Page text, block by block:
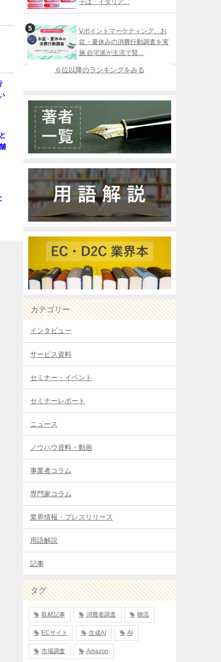
子は「イタリア...
Vポイントマーケティング、お
盆・夏休みの消費行動調査を実
施 自宅派が主流で賢...
６位以降のランキングをみる
カテゴリー
インタビュー
サービス資料
セミナー・イベント
セミナーレポート
ニュース
ノウハウ資料・動画
事業者コラム
専門家コラム
業界情報・プレスリリース
用語解説
記事
タグ
取材記事 消費者調査 物流
ECサイト 生成AI AI
市場調査 Amazon